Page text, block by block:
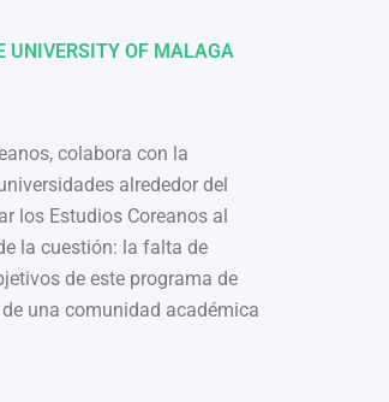
UNIVERSITY OF MALAGA
colabora con la
alrededor del
los Estudios Coreanos al
la cuestión: la falta de
de este programa de
una comunidad académica